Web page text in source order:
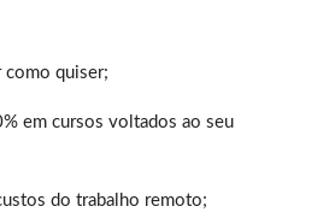
como quiser;
em cursos voltados ao seu
do trabalho remoto;